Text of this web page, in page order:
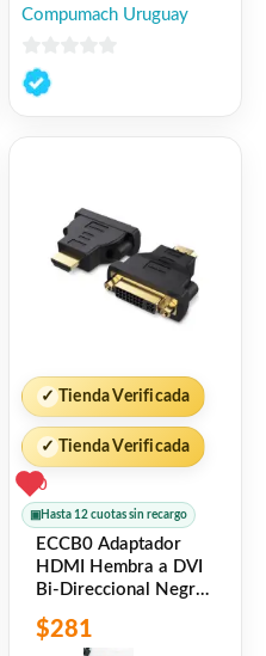
Compumach Uruguay
0
de
✓ Tienda Verificada
✓ Tienda Verificada
0
▣ Hasta 12 cuotas sin recargo
ECCB0 Adaptador
HDMI Hembra a DVI
Bi-Direccional Negro
Vention
$281